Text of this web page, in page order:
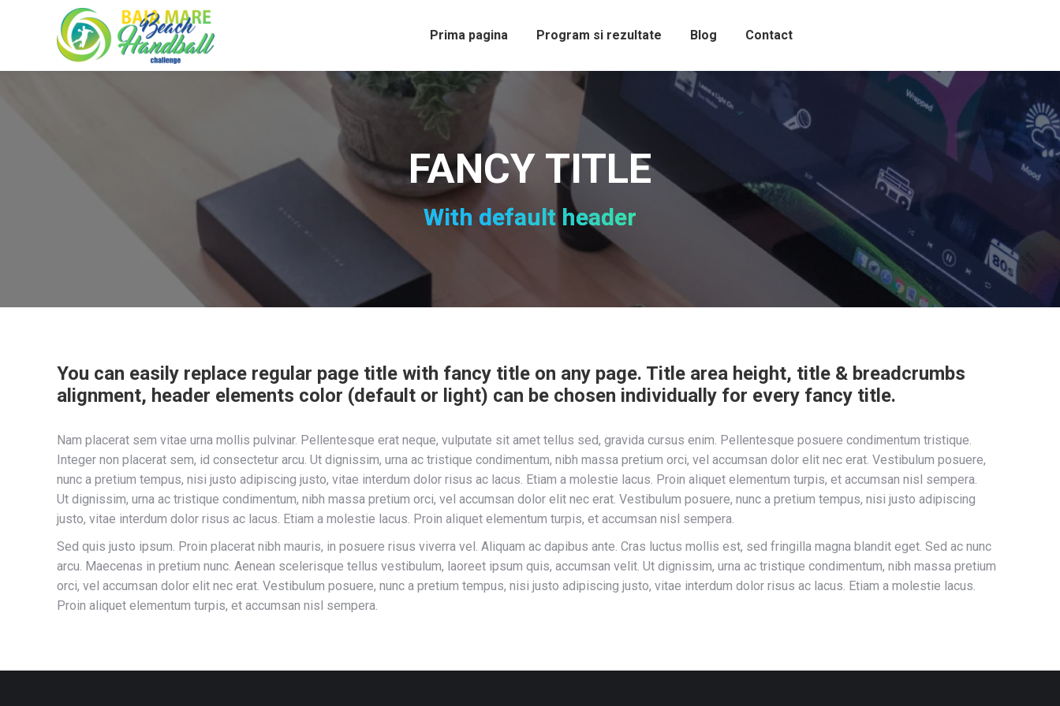
Prima pagina Program si rezultate Blog Contact
FANCY TITLE
With default header
You can easily replace regular page title with fancy title on any page. Title area height, title & breadcrumbs
alignment, header elements color (default or light) can be chosen individually for every fancy title.
Nam placerat sem vitae urna mollis pulvinar. Pellentesque erat neque, vulputate sit amet tellus sed, gravida cursus enim. Pellentesque posuere condimentum tristique.
Integer non placerat sem, id consectetur arcu. Ut dignissim, urna ac tristique condimentum, nibh massa pretium orci, vel accumsan dolor elit nec erat. Vestibulum posuere,
nunc a pretium tempus, nisi justo adipiscing justo, vitae interdum dolor risus ac lacus. Etiam a molestie lacus. Proin aliquet elementum turpis, et accumsan nisl sempera.
Ut dignissim, urna ac tristique condimentum, nibh massa pretium orci, vel accumsan dolor elit nec erat. Vestibulum posuere, nunc a pretium tempus, nisi justo adipiscing
justo, vitae interdum dolor risus ac lacus. Etiam a molestie lacus. Proin aliquet elementum turpis, et accumsan nisl sempera.
Sed quis justo ipsum. Proin placerat nibh mauris, in posuere risus viverra vel. Aliquam ac dapibus ante. Cras luctus mollis est, sed fringilla magna blandit eget. Sed ac nunc
arcu. Maecenas in pretium nunc. Aenean scelerisque tellus vestibulum, laoreet ipsum quis, accumsan velit. Ut dignissim, urna ac tristique condimentum, nibh massa pretium
orci, vel accumsan dolor elit nec erat. Vestibulum posuere, nunc a pretium tempus, nisi justo adipiscing justo, vitae interdum dolor risus ac lacus. Etiam a molestie lacus.
Proin aliquet elementum turpis, et accumsan nisl sempera.